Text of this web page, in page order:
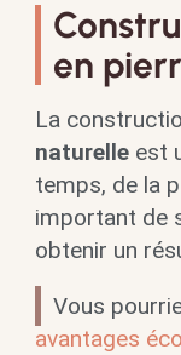
en
La
naturelleest
temps, de la
important de
obtenir un
Vous
avantages